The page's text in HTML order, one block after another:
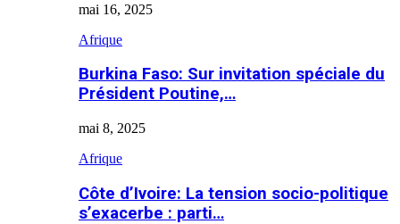
mai 16, 2025
Afrique
Burkina Faso: Sur invitation spéciale du
Président Poutine,…
mai 8, 2025
Afrique
Côte d’Ivoire: La tension socio-politique
s’exacerbe : parti…